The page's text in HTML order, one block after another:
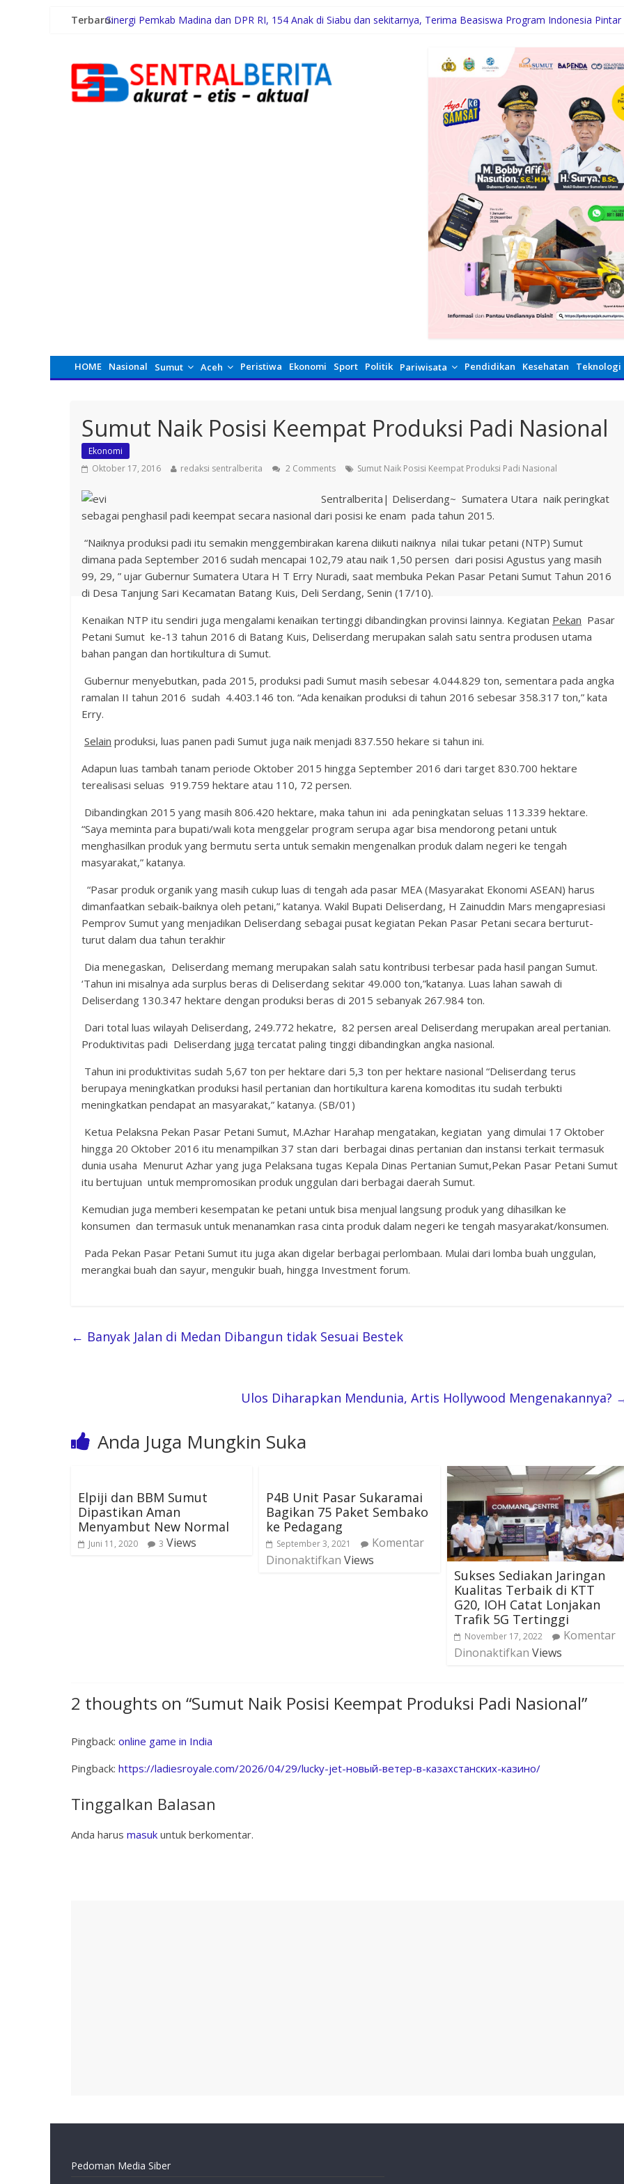
Terbaru:Sinergi Pemkab Madina dan DPR RI, 154 Anak di Siabu dan sekitarnya, Terima Beasiswa Program Indonesia Pintar
Lomba Foto LRT Hadirkan Hadiah Menarik, Ini Syaratnya
Warga dan Sekolah Sambut Gembira Rencana Gubernur Bobby Bangun SD Negeri Lasara di Nias Utara
HOME Nasional Sumut Aceh Peristiwa Ekonomi Sport Politik Pariwisata Pendidikan Kesehatan Teknologi
Sumut Naik Posisi Keempat Produksi Padi Nasional
Ekonomi
Oktober 17, 2016
redaksi sentralberita 2 Comments Sumut Naik Posisi Keempat Produksi Padi Nasional
Sentralberita| Deliserdang~ Sumatera Utara naik peringkat
sebagai penghasil padi keempat secara nasional dari posisi ke enam pada tahun 2015.
“Naiknya produksi padi itu semakin menggembirakan karena diikuti naiknya nilai tukar petani (NTP) Sumut
dimana pada September 2016 sudah mencapai 102,79 atau naik 1,50 persen dari posisi Agustus yang masih
99, 29, ” ujar Gubernur Sumatera Utara H T Erry Nuradi, saat membuka Pekan Pasar Petani Sumut Tahun 2016
di Desa Tanjung Sari Kecamatan Batang Kuis, Deli Serdang, Senin (17/10).
Kenaikan NTP itu sendiri juga mengalami kenaikan tertinggi dibandingkan provinsi lainnya. Kegiatan Pekan Pasar
Petani Sumut ke-13 tahun 2016 di Batang Kuis, Deliserdang merupakan salah satu sentra produsen utama
bahan pangan dan hortikultura di Sumut.
Gubernur menyebutkan, pada 2015, produksi padi Sumut masih sebesar 4.044.829 ton, sementara pada angka
ramalan II tahun 2016 sudah 4.403.146 ton. “Ada kenaikan produksi di tahun 2016 sebesar 358.317 ton,” kata
Erry.
Selain produksi, luas panen padi Sumut juga naik menjadi 837.550 hekare si tahun ini.
Adapun luas tambah tanam periode Oktober 2015 hingga September 2016 dari target 830.700 hektare
terealisasi seluas 919.759 hektare atau 110, 72 persen.
Dibandingkan 2015 yang masih 806.420 hektare, maka tahun ini ada peningkatan seluas 113.339 hektare.
“Saya meminta para bupati/wali kota menggelar program serupa agar bisa mendorong petani untuk
menghasilkan produk yang bermutu serta untuk semakin mengenalkan produk dalam negeri ke tengah
masyarakat,” katanya.
“Pasar produk organik yang masih cukup luas di tengah ada pasar MEA (Masyarakat Ekonomi ASEAN) harus
dimanfaatkan sebaik-baiknya oleh petani,” katanya. Wakil Bupati Deliserdang, H Zainuddin Mars mengapresiasi
Pemprov Sumut yang menjadikan Deliserdang sebagai pusat kegiatan Pekan Pasar Petani secara berturut-
turut dalam dua tahun terakhir
Dia menegaskan, Deliserdang memang merupakan salah satu kontribusi terbesar pada hasil pangan Sumut.
‘Tahun ini misalnya ada surplus beras di Deliserdang sekitar 49.000 ton,”katanya. Luas lahan sawah di
Deliserdang 130.347 hektare dengan produksi beras di 2015 sebanyak 267.984 ton.
Dari total luas wilayah Deliserdang, 249.772 hekatre, 82 persen areal Deliserdang merupakan areal pertanian.
Produktivitas padi Deliserdang juga tercatat paling tinggi dibandingkan angka nasional.
Tahun ini produktivitas sudah 5,67 ton per hektare dari 5,3 ton per hektare nasional “Deliserdang terus
berupaya meningkatkan produksi hasil pertanian dan hortikultura karena komoditas itu sudah terbukti
meningkatkan pendapat an masyarakat,” katanya. (SB/01)
Ketua Pelaksna Pekan Pasar Petani Sumut, M.Azhar Harahap mengatakan, kegiatan yang dimulai 17 Oktober
hingga 20 Oktober 2016 itu menampilkan 37 stan dari berbagai dinas pertanian dan instansi terkait termasuk
dunia usaha Menurut Azhar yang juga Pelaksana tugas Kepala Dinas Pertanian Sumut,Pekan Pasar Petani Sumut
itu bertujuan untuk mempromosikan produk unggulan dari berbagai daerah Sumut.
‌Kemudian juga memberi kesempatan ke petani untuk bisa menjual langsung produk yang dihasilkan ke
konsumen dan termasuk untuk menanamkan rasa cinta produk dalam negeri ke tengah masyarakat/konsumen.
Pada Pekan Pasar Petani Sumut itu juga akan digelar berbagai perlombaan. Mulai dari lomba buah unggulan,
merangkai buah dan sayur, mengukir buah, hingga Investment forum.
← Banyak Jalan di Medan Dibangun tidak Sesuai Bestek
Ulos Diharapkan Mendunia, Artis Hollywood Mengenakannya?
Anda Juga Mungkin Suka
Elpiji dan BBM Sumut
Dipastikan Aman
Menyambut New Normal
Juni 11, 2020 3 Views
P4B Unit Pasar Sukaramai
Bagikan 75 Paket Sembako
ke Pedagang
September 3, 2021
Komentar
Dinonaktifkan Views
Sukses Sediakan Jaringan
Kualitas Terbaik di KTT
G20, IOH Catat Lonjakan
Trafik 5G Tertinggi
November 17, 2022
Komentar
Dinonaktifkan Views
2 thoughts on “Sumut Naik Posisi Keempat Produksi Padi Nasional”
Pingback: online game in India
Pingback: https://ladiesroyale.com/2026/04/29/lucky-jet-новый-ветер-в-казахстанских-казино/
Tinggalkan Balasan
Anda harus masuk untuk berkomentar.
Pedoman Media Siber